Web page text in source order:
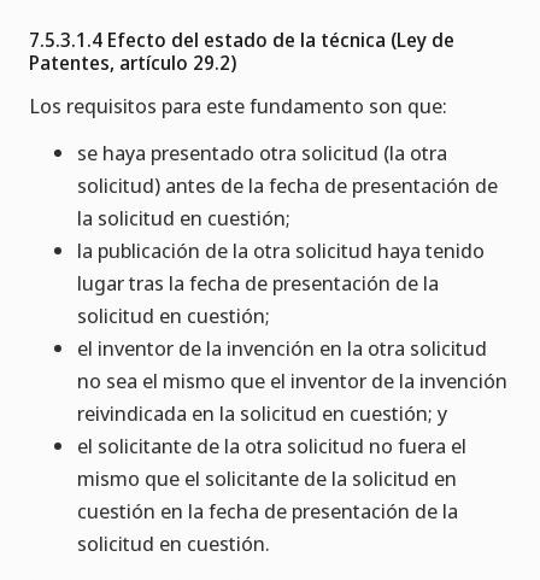
7.5.3.1.4 Efecto del estado de la técnica (Ley de
Patentes, artículo 29.2)
Los requisitos para este fundamento son que:
se haya presentado otra solicitud (la otra
solicitud) antes de la fecha de presentación de
la solicitud en cuestión;
la publicación de la otra solicitud haya tenido
lugar tras la fecha de presentación de la
solicitud en cuestión;
el inventor de la invención en la otra solicitud
no sea el mismo que el inventor de la invención
reivindicada en la solicitud en cuestión; y
el solicitante de la otra solicitud no fuera el
mismo que el solicitante de la solicitud en
cuestión en la fecha de presentación de la
solicitud en cuestión.